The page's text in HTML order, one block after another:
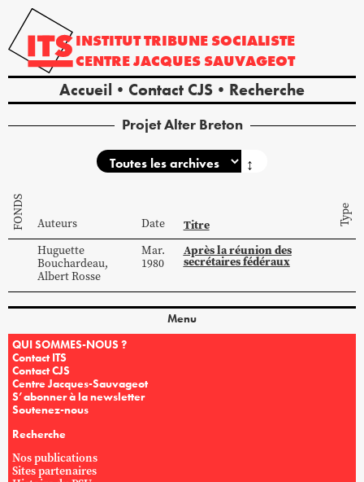
INSTITUTTRIBUNE SOCIALISTE
CENTREJACQUES SAUVAGEOT
Accueil Contact CJS Recherche
Projet Alter Breton
↕
FONDS Auteurs Date Titre Type
Huguette
Bouchardeau,
AlbertRosse
Mar.
1980
Après la réunion des
secrétaires fédéraux
Menu
QUI SOMMES-NOUS ?
Contact ITS
Contact CJS
Centre Jacques-Sauvageot
S’abonner à la newsletter
Soutenez-nous
Recherche
Nos publications
Sites partenaires